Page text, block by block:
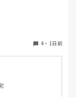
4 ・ 1日前